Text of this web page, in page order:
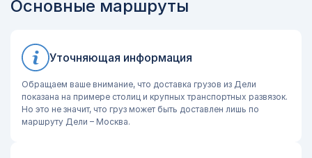
Основные маршруты
Уточняющая информация
Обращаем ваше внимание, что доставка грузов из Дели
показана на примере столиц и крупных транспортных развязок.
Но это не значит, что груз может быть доставлен лишь по
маршруту Дели – Москва.